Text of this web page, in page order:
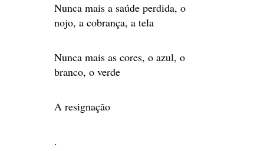
Nunca mais a saúde perdida, o
nojo, a cobrança, a tela
Nunca mais as cores, o azul, o
branco, o verde
A resignação
.